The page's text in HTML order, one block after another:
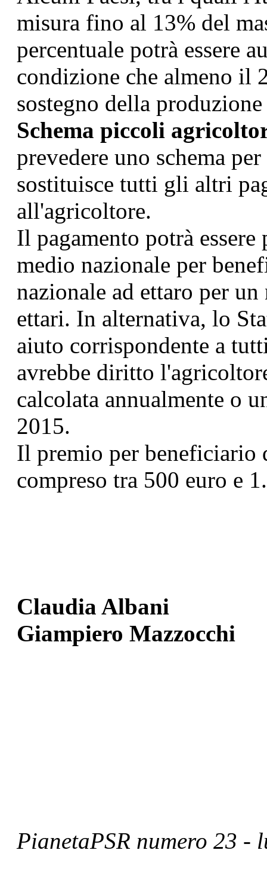
misura fino al 13% del
percentuale potrà essere
condizione che almeno il
sostegno della
Schema piccoli
prevedere uno schema
sostituisce tutti gli altri
all'agricoltore.
Il pagamento potrà
medio nazionale per
nazionale ad ettaro per
ettari. In alternativa, lo
aiuto corrispondente a
avrebbe diritto
calcolata annualmente o
2015.
Il premio per beneficiario
compreso tra 500 euro e
Claudia Albani
Giampiero Mazzocchi
PianetaPSR numero 23 -